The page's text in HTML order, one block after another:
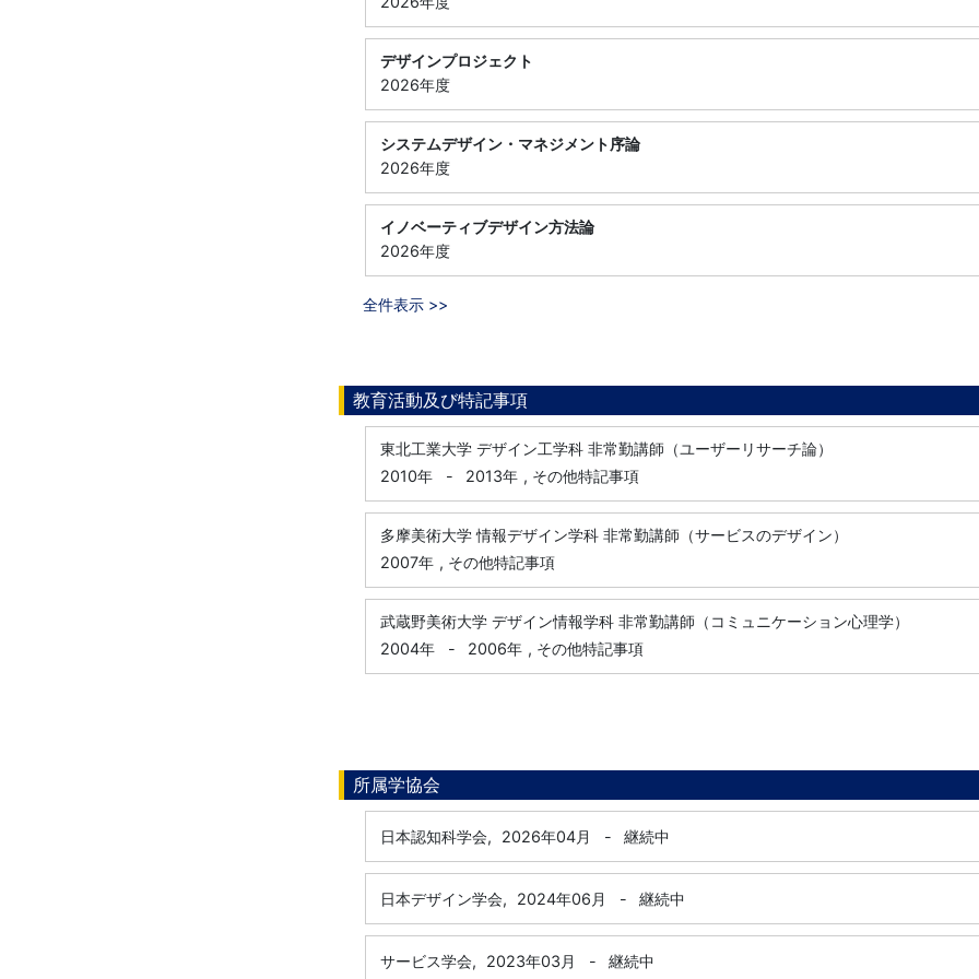
デザインプロジェクト
2026年度
システムデザイン・マネジメント序論
2026年度
イノベーティブデザイン方法論
2026年度
全件表示 >>
教育活動及び特記事項
東北工業大学 デザイン工学科 非常勤講師（ユーザーリサーチ論）
2010年
- 2013年 , その他特記事項
多摩美術大学 情報デザイン学科 非常勤講師（サービスのデザイン）
2007年 , その他特記事項
武蔵野美術大学 デザイン情報学科 非常勤講師（コミュニケーション心理学）
2004年
- 2006年 , その他特記事項
所属学協会
日本認知科学会, 2026年04月 - 継続中
日本デザイン学会, 2024年06月 - 継続中
サービス学会, 2023年03月 - 継続中